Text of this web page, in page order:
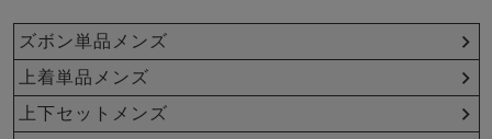
ガールズ前開
き
り
ボーイズ長袖
ズボン単品メンズ
上着単品メンズ
上下セットメンズ